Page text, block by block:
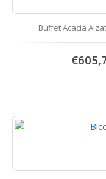
Buffet Acacia